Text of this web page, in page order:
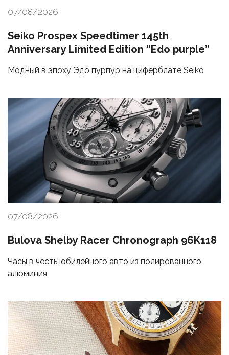
07/08/2026
Seiko Prospex Speedtimer 145th
Anniversary Limited Edition “Edo purple”
Модный в эпоху Эдо пурпур на циферблате Seiko
07/08/2026
Bulova Shelby Racer Chronograph 96K118
Часы в честь юбилейного авто из полированного
алюминия